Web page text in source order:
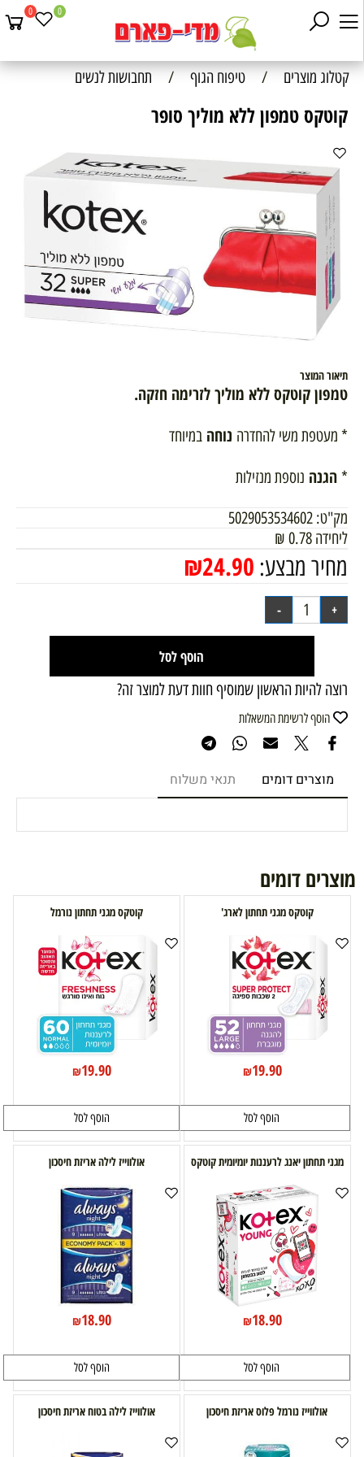
0 0
קטלוג מוצרים / טיפוח הגוף / תחבושות לנשים
קוטקס טמפון ללא מוליך סופר
תיאור המוצר
טמפון קוטקס ללא מוליך לזרימה חזקה.
* מעטפת משי להחדרה נוחה במיוחד
* הגנה נוספת מנזילות
מק"ט: 5029053534602
ליחידה 0.78
₪
מחיר מבצע: ₪24.90
הוסף לסל
רוצה להיות הראשון שמוסיף חוות דעת למוצר זה?
הוסף לרשימת המשאלות
מוצרים דומים תנאי משלוח
מוצרים דומים
קוטקס מגני תחתון לארג'
₪19.90
הוסף לסל
קוטקס מגני תחתון נורמל
₪19.90
הוסף לסל
מגני תחתון יאנג לרעננות יומיומית קוטקס
₪18.90
הוסף לסל
אולווייז לילה אריזת חיסכון
₪18.90
הוסף לסל
אולווייז נורמל פלוס אריזת חיסכון אולווייז לילה בטוח אריזת חיסכון